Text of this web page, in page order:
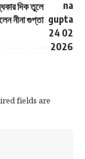
হুগলি, বাঁকুড়া,
দিক তুলে
নীনা গুপ্তা
fields are